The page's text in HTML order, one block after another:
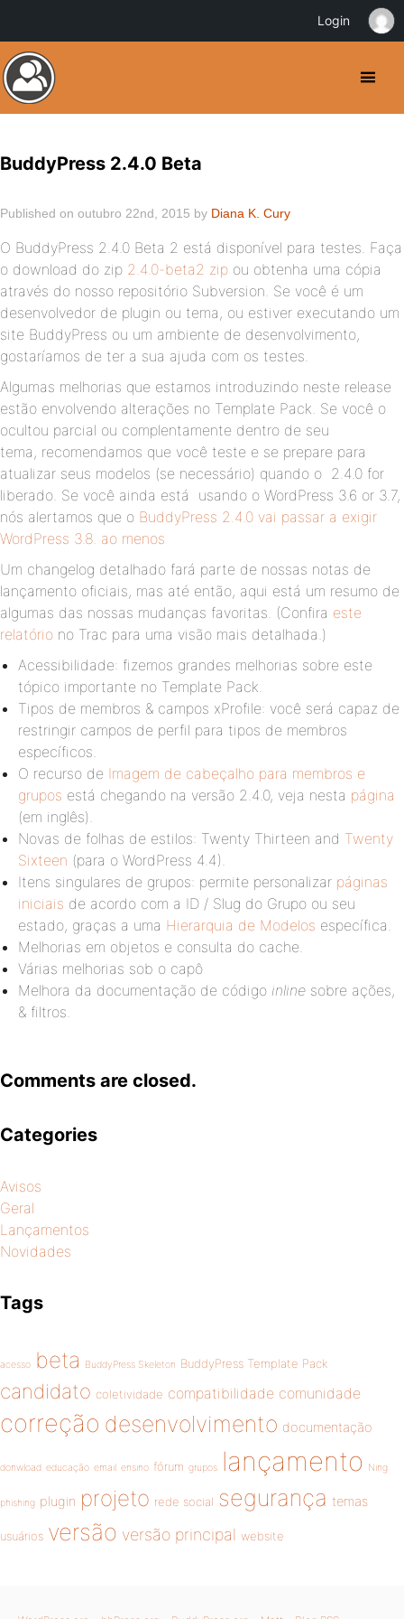
BuddyPress 2.4.0 Beta
Published on outubro 22nd, 2015 by Diana K. Cury
O BuddyPress 2.4.0 Beta 2 está disponível para testes. Faça
o download do zip 2.4.0-beta2 zip ou obtenha uma cópia
através do nosso repositório Subversion. Se você é um
desenvolvedor de plugin ou tema, ou estiver executando um
site BuddyPress ou um ambiente de desenvolvimento,
gostaríamos de ter a sua ajuda com os testes.
Algumas melhorias que estamos introduzindo neste release
estão envolvendo alterações no Template Pack. Se você o
ocultou parcial ou complentamente dentro de seu
tema, recomendamos que você teste e se prepare para
atualizar seus modelos (se necessário) quando o 2.4.0 for
liberado. Se você ainda está usando o WordPress 3.6 or 3.7,
nós alertamos que o BuddyPress 2.4.0 vai passar a exigir
WordPress 3.8. ao menos
Um changelog detalhado fará parte de nossas notas de
lançamento oficiais, mas até então, aqui está um resumo de
algumas das nossas mudanças favoritas. (Confira este
relatório no Trac para uma visão mais detalhada.)
Acessibilidade: fizemos grandes melhorias sobre este
tópico importante no Template Pack.
Tipos de membros & campos xProfile: você será capaz de
restringir campos de perfil para tipos de membros
específicos.
O recurso de Imagem de cabeçalho para membros e
grupos está chegando na versão 2.4.0, veja nesta página
(em inglês).
Novas de folhas de estilos: Twenty Thirteen and Twenty
Sixteen (para o WordPress 4.4).
Itens singulares de grupos: permite personalizar páginas
iniciais de acordo com a ID / Slug do Grupo ou seu
estado, graças a uma Hierarquia de Modelos específica.
Melhorias em objetos e consulta do cache.
Várias melhorias sob o capô
Melhora da documentação de código inline sobre ações,
& filtros.
Comments are closed.
Categories
Avisos
Geral
Lançamentos
Novidades
Tags
acesso beta BuddyPress Skeleton BuddyPress Template Pack
candidato coletividade compatibilidade comunidade
correção desenvolvimento documentação
donwload educação email ensino fórum grupos lançamento Ning
phishing plugin projeto rede social segurança temas
usuários versão versão principal website
Login